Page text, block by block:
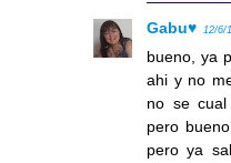
Gabu♥ 12/6/
bueno, ya
ahi y no
no se
pero
pero ya